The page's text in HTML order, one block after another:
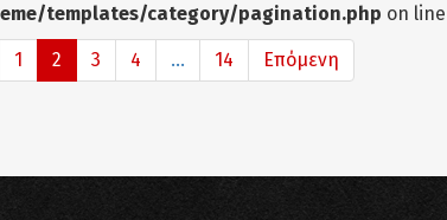
templates/category/pagination.php on line
1 2 3 4 ... 14 Επόμενη